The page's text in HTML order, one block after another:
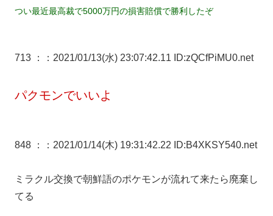
つい最近最高裁で5000万円の損害賠償で勝利したぞ
713 ： ：2021/01/13(水) 23:07:42.11 ID:zQCfPiMU0.net
パクモンでいいよ
848 ： ：2021/01/14(木) 19:31:42.22 ID:B4XKSY540.net
ミラクル交換で朝鮮語のポケモンが流れて来たら廃棄し
てる